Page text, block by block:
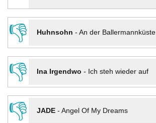
👎
Huhnsohn - An der Ballermannküste
👎
Ina Irgendwo - Ich steh wieder auf
👎
JADE- Angel Of My Dreams